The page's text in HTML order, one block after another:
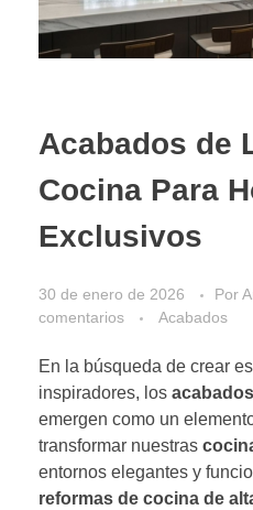
Acabados de
Cocina Para
Exclusivos
30 de enero de 2026 Por
comentarios
Acabados
En la búsqueda de crear
inspiradores, los
emergen como un
transformar nuestras
entornos elegantes y
reformas de cocina de